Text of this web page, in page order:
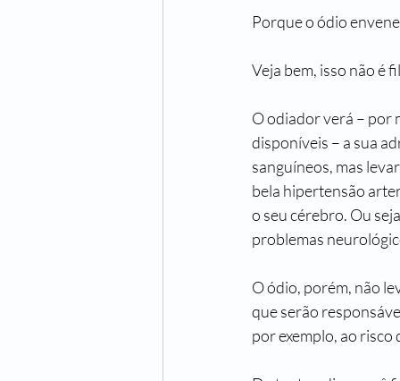
Porque o ódio
Veja bem, isso não é
O odiador verá – por
disponíveis – a sua
sanguíneos, mas
bela hipertensão
o seu cérebro. Ou
problemas
O ódio, porém, não
que serão
por exemplo, ao